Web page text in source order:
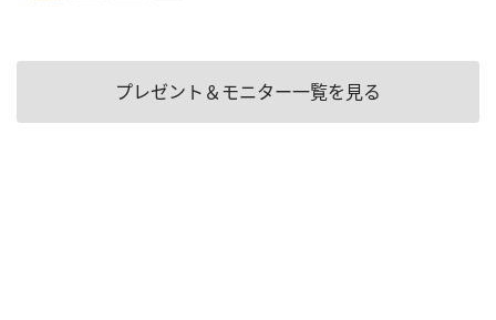
プレゼント＆モニター一覧を見る